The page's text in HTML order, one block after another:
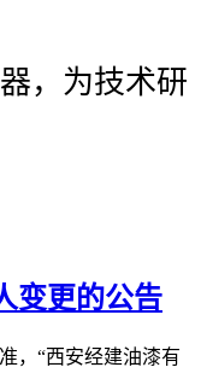
，为技术研
变更的公告
，“西安经建油漆有